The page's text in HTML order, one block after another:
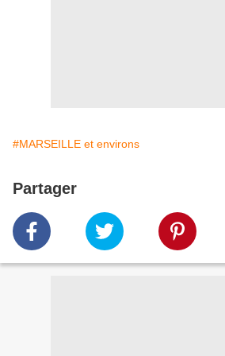
#MARSEILLE et environs
Partager